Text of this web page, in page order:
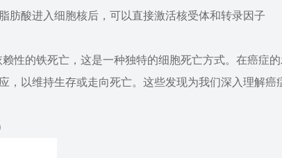
肪酸进入细胞核后，可以直接激活核受体和转录因子
性的铁死亡，这是一种独特的细胞死亡方式。在癌症
，以维持生存或走向死亡。这些发现为我们深入理解癌